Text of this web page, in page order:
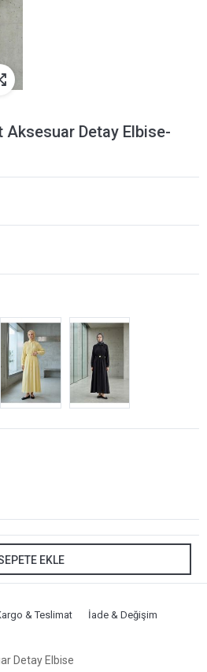
Aksesuar Detay Elbise-
EKLE
& Teslimat İade & Değişim
Detay Elbise